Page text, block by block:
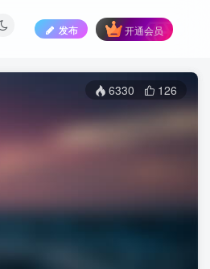
发布 开通会员
6330 126